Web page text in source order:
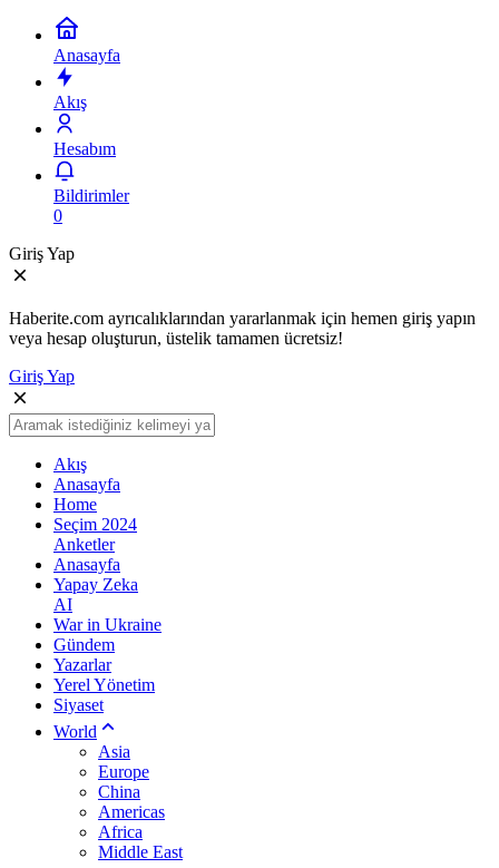
Anasayfa
Akış
Hesabım
Bildirimler
0
Giriş Yap
Haberite.com ayrıcalıklarından yararlanmak için hemen giriş yapın
veya hesap oluşturun, üstelik tamamen ücretsiz!
Giriş Yap
Akış
Anasayfa
Home
Seçim 2024
Anketler
Anasayfa
Yapay Zeka
AI
War in Ukraine
Gündem
Yazarlar
Yerel Yönetim
Siyaset
World
Asia
Europe
China
Americas
Africa
Middle East